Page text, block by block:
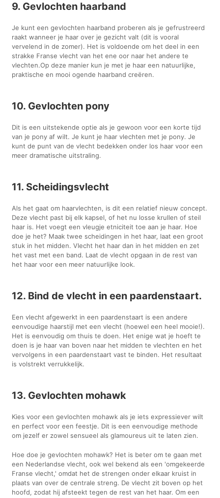
9. Gevlochten haarband
Je kunt een gevlochten haarband proberen als je gefrustreerd
raakt wanneer je haar over je gezicht valt (dit is vooral
vervelend in de zomer). Het is voldoende om het deel in een
strakke Franse vlecht van het ene oor naar het andere te
vlechten.Op deze manier kun je met je haar een natuurlijke,
praktische en mooi ogende haarband creëren.
10. Gevlochten pony
Dit is een uitstekende optie als je gewoon voor een korte tijd
van je pony af wilt. Je kunt je haar vlechten met je pony. Je
kunt de punt van de vlecht bedekken onder los haar voor een
meer dramatische uitstraling.
11. Scheidingsvlecht
Als het gaat om haarvlechten, is dit een relatief nieuw concept.
Deze vlecht past bij elk kapsel, of het nu losse krullen of steil
haar is. Het voegt een vleugje etniciteit toe aan je haar. Hoe
doe je het? Maak twee scheidingen in het haar, laat een groot
stuk in het midden. Vlecht het haar dan in het midden en zet
het vast met een band. Laat de vlecht opgaan in de rest van
het haar voor een meer natuurlijke look.
12. Bind de vlecht in een paardenstaart.
Een vlecht afgewerkt in een paardenstaart is een andere
eenvoudige haarstijl met een vlecht (hoewel een heel mooie!).
Het is eenvoudig om thuis te doen. Het enige wat je hoeft te
doen is je haar van boven naar het midden te vlechten en het
vervolgens in een paardenstaart vast te binden. Het resultaat
is volstrekt verrukkelijk.
13. Gevlochten mohawk
Kies voor een gevlochten mohawk als je iets expressiever wilt
en perfect voor een feestje. Dit is een eenvoudige methode
om jezelf er zowel sensueel als glamoureus uit te laten zien.
Hoe doe je gevlochten mohawk? Het is beter om te gaan met
een Nederlandse vlecht, ook wel bekend als een 'omgekeerde
Franse vlecht,' omdat het de strengen onder elkaar kruist in
plaats van over de centrale streng. De vlecht zit boven op het
hoofd, zodat hij afsteekt tegen de rest van het haar. Om een